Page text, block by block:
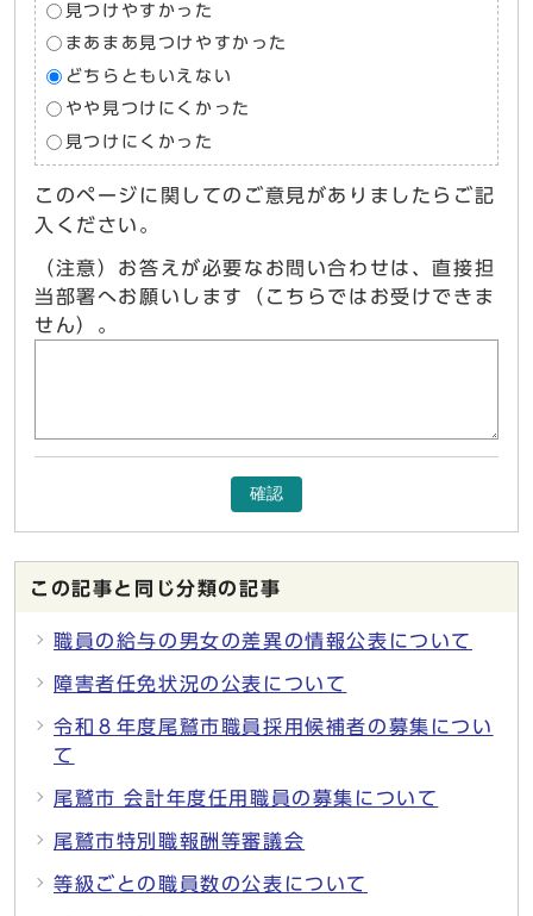
見つけやすかった
まあまあ見つけやすかった
どちらともいえない
やや見つけにくかった
見つけにくかった
このページに関してのご意見がありましたらご記
入ください。
（注意）お答えが必要なお問い合わせは、直接担
当部署へお願いします（こちらではお受けできま
せん）。
確認
この記事と同じ分類の記事
職員の給与の男女の差異の情報公表について
障害者任免状況の公表について
令和８年度尾鷲市職員採用候補者の募集につい
て
尾鷲市 会計年度任用職員の募集について
尾鷲市特別職報酬等審議会
等級ごとの職員数の公表について